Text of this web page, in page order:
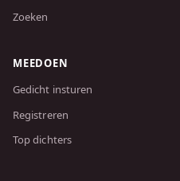
Zoeken
MEEDOEN
Gedicht insturen
Registreren
Top dichters